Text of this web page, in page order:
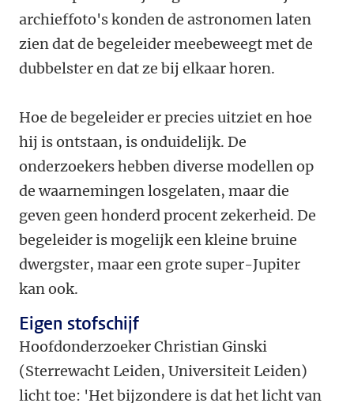
archieffoto's konden de astronomen laten
zien dat de begeleider meebeweegt met de
dubbelster en dat ze bij elkaar horen.
Hoe de begeleider er precies uitziet en hoe
hij is ontstaan, is onduidelijk. De
onderzoekers hebben diverse modellen op
de waarnemingen losgelaten, maar die
geven geen honderd procent zekerheid. De
begeleider is mogelijk een kleine bruine
dwergster, maar een grote super-Jupiter
kan ook.
Eigen stofschijf
Hoofdonderzoeker Christian Ginski
(Sterrewacht Leiden, Universiteit Leiden)
licht toe: 'Het bijzondere is dat het licht van